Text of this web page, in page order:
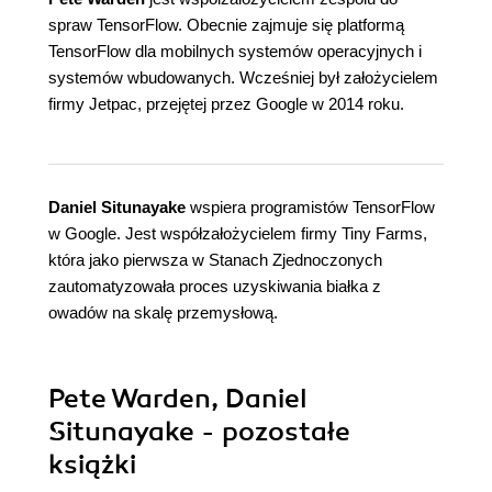
spraw TensorFlow. Obecnie zajmuje się platformą
TensorFlow dla mobilnych systemów operacyjnych i
systemów wbudowanych. Wcześniej był założycielem
firmy Jetpac, przejętej przez Google w 2014 roku.
Daniel Situnayake wspiera programistów TensorFlow
w Google. Jest współzałożycielem firmy Tiny Farms,
która jako pierwsza w Stanach Zjednoczonych
zautomatyzowała proces uzyskiwania białka z
owadów na skalę przemysłową.
Pete Warden, Daniel
Situnayake - pozostałe
książki